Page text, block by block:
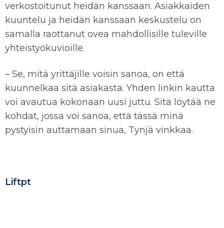
verkostoitunut heidän kanssaan. Asiakkaiden
kuuntelu ja heidän kanssaan keskustelu on
samalla raottanut ovea mahdollisille tuleville
yhteistyökuvioille.
– Se, mitä yrittäjille voisin sanoa, on että
kuunnelkaa sitä asiakasta. Yhden linkin kautta
voi avautua kokonaan uusi juttu. Sitä löytää ne
kohdat, jossa voi sanoa, että tässä minä
pystyisin auttamaan sinua, Tynjä vinkkaa.
Liftpt